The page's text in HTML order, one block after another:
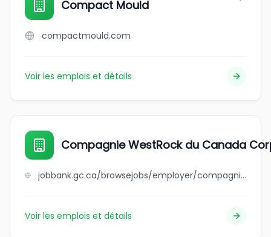
Compact Mould
compactmould.com
Voir les emplois et détails
Compagnie WestRock du Canada
jobbank.gc.ca/browsejobs/employer/compagnie+westrock+du+canada+corp./ca
Voir les emplois et détails